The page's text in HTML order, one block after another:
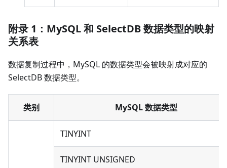
附录 1：MySQL 和 SelectDB 数据类型的映射
关系表
数据复制过程中，MySQL 的数据类型会被映射成对应的
SelectDB 数据类型。
类别 MySQL 数据类型
TINYINT
TINYINT UNSIGNED